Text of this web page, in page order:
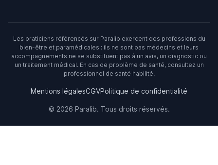
Les praticiens référencés sur Paralib exercent des professions du
bien-être et paramédicales : ils ne sont pas médecins et leurs
accompagnements ne se substituent pas à un avis, un diagnostic ou
un traitement médical. En cas de problème de santé, consultez un
professionnel de santé habilité.
Mentions légalesCGVPolitique de confidentialité
© 2026 Paralib. Tous droits réservés.